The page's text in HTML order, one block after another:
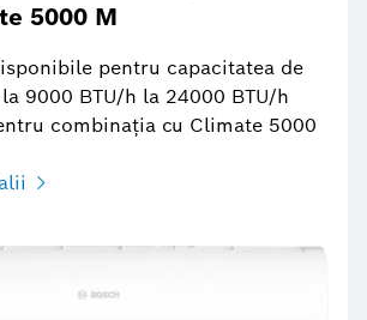
5000 M
pentru capacitatea de
9000 BTU/h la 24000 BTU/h
combinația cu Climate 5000